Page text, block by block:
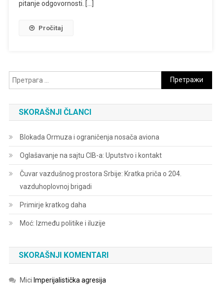
pitanje odgovornosti. […]
Pročitaj
Претрага
за:
SKORAŠNJI ČLANCI
Blokada Ormuza i ograničenja nosača aviona
Oglašavanje na sajtu CIB-a: Uputstvo i kontakt
Čuvar vazdušnog prostora Srbije: Kratka priča o 204.
vazduhoplovnoj brigadi
Primirje kratkog daha
Moć: Između politike i iluzije
SKORAŠNJI KOMENTARI
Mici Imperijalistička agresija